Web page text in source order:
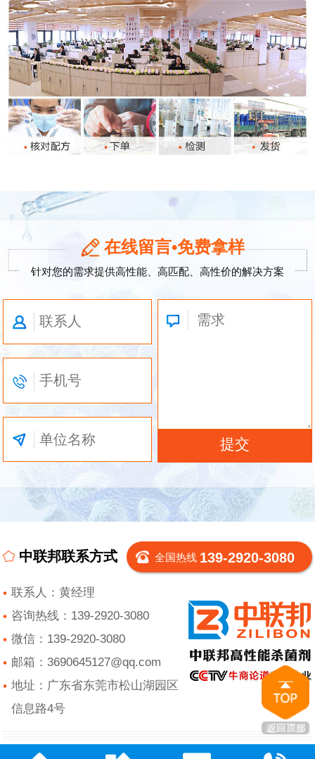
在线留言•免费拿样
针对您的需求提供高性能、高匹配、高性价的解决方案
中联邦联系方式 全国热线 139-2920-3080
联系人：黄经理
咨询热线：139-2920-3080
微信：139-2920-3080
邮箱：3690645127@qq.com
地址：广东省东莞市松山湖园区
信息路4号